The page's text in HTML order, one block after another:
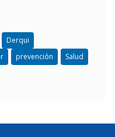
Derqui
prevención
Salud